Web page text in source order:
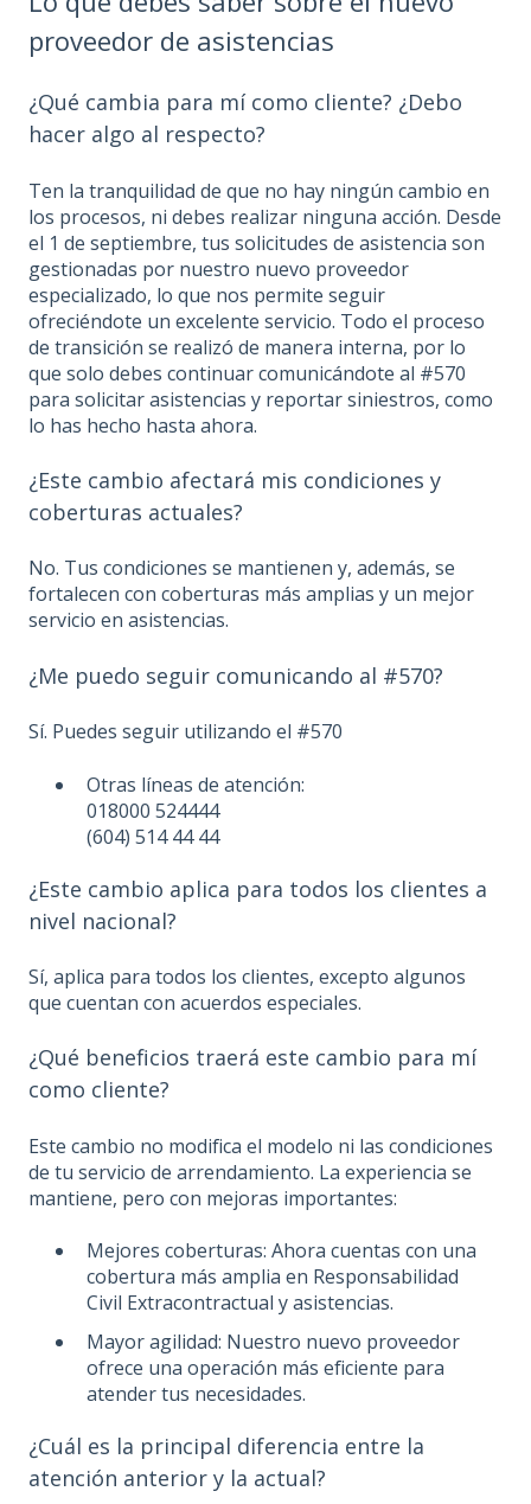
proveedor de asistencias
¿Qué cambia para mí como cliente? ¿Debo
hacer algo al respecto?
Ten la tranquilidad de que no hay ningún cambio en
los procesos, ni debes realizar ninguna acción. Desde
el 1 de septiembre, tus solicitudes de asistencia son
gestionadas por nuestro nuevo proveedor
especializado, lo que nos permite seguir
ofreciéndote un excelente servicio. Todo el proceso
de transición se realizó de manera interna, por lo
que solo debes continuar comunicándote al #570
para solicitar asistencias y reportar siniestros, como
lo has hecho hasta ahora.
¿Este cambio afectará mis condiciones y
coberturas actuales?
No. Tus condiciones se mantienen y, además, se
fortalecen con coberturas más amplias y un mejor
servicio en asistencias.
¿Me puedo seguir comunicando al #570?
Sí. Puedes seguir utilizando el #570
Otras líneas de atención:
018000 524444
(604) 514 44 44
¿Este cambio aplica para todos los clientes a
nivel nacional?
Sí, aplica para todos los clientes, excepto algunos
que cuentan con acuerdos especiales.
¿Qué beneficios traerá este cambio para mí
como cliente?
Este cambio no modifica el modelo ni las condiciones
de tu servicio de arrendamiento. La experiencia se
mantiene, pero con mejoras importantes:
Mejores coberturas: Ahora cuentas con una
cobertura más amplia en Responsabilidad
Civil Extracontractual y asistencias.
Mayor agilidad: Nuestro nuevo proveedor
ofrece una operación más eficiente para
atender tus necesidades.
¿Cuál es la principal diferencia entre la
atención anterior y la actual?